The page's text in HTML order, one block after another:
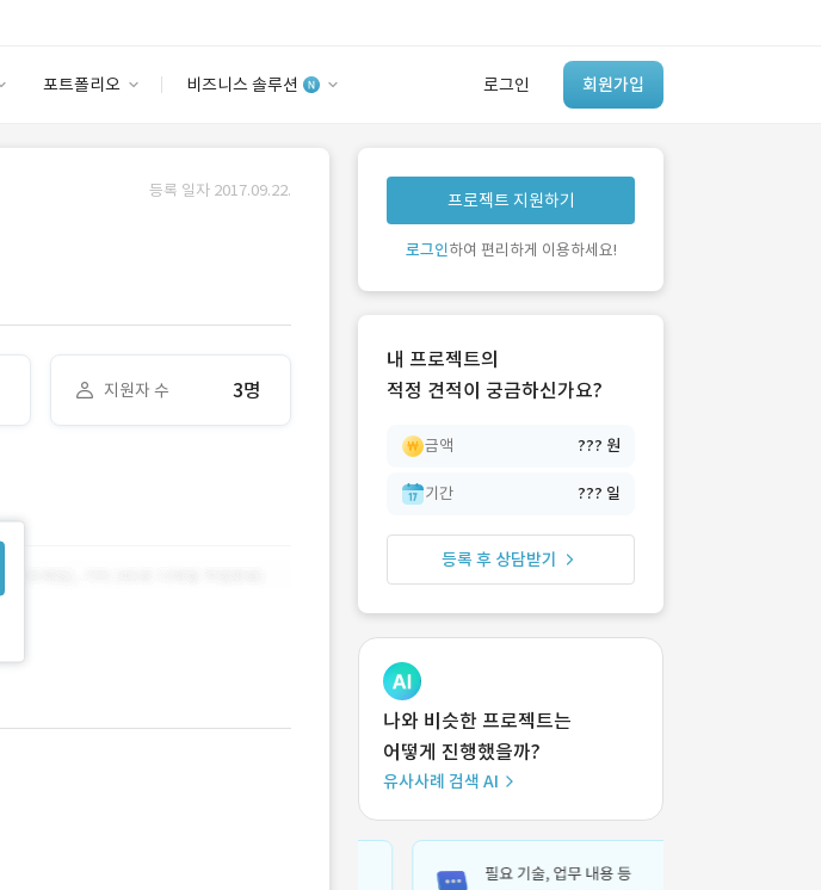
포트폴리오 비즈니스 솔루션 로그인 회원가입
안심 코드 케어
유사사례 검색 AI
‘이런 거’ 만들어본
개발 회사 있어?
등록 일자 2017.09.22.
지원자 수 3명
프로젝트 지원하기
로그인하여 편리하게 이용하세요!
내 프로젝트의
적정 견적이 궁금하신가요?
금액 ??? 원
기간 ??? 일
등록 후 상담받기
나와 비슷한 프로젝트는
어떻게 진행했을까?
유사사례 검색 AI